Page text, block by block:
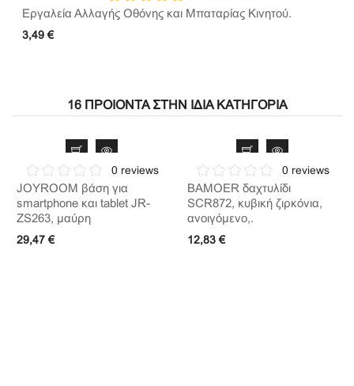
Εργαλεία Αλλαγής Οθόνης και Μπαταρίας Κινητού.
3,49 €
16 ΠΡΟΙΌΝΤΑ ΣΤΗΝ ΊΔΙΑ ΚΑΤΗΓΟΡΊΑ
0 reviews
JOYROOM βάση για
smartphone και tablet JR-
ZS263, μαύρη
29,47 €
0 reviews
BAMOER δαχτυλίδι
SCR872, κυβική ζιρκόνια,
ανοιγόμενο,.
12,83 €